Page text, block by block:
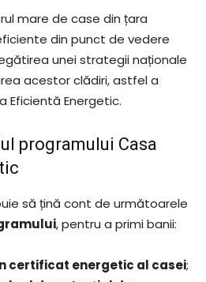
mare de case din țara
din punct de vedere
unei strategii naționale
acestor clădiri, astfel a
Eficientă Energetic.
programului Casa
să țină cont de următoarele
, pentru a primi banii:
certificat energetic al casei;